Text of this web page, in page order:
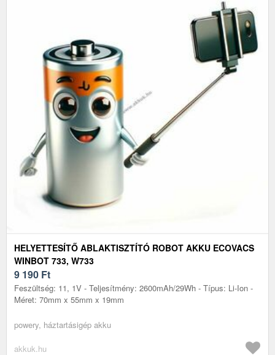
HELYETTESÍTŐ ABLAKTISZTÍTÓ ROBOT AKKU ECOVACS
WINBOT 733, W733
9 190 Ft
Feszültség: 11, 1V - Teljesítmény: 2600mAh/29Wh - Típus: Li-Ion -
Méret: 70mm x 55mm x 19mm
powery, háztartásigép akku
akkuk.hu